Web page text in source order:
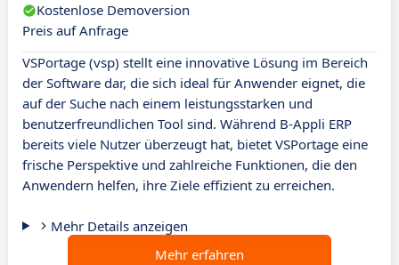
Kostenlose Demoversion
Preis auf Anfrage
VSPortage (vsp) stellt eine innovative Lösung im Bereich
der Software dar, die sich ideal für Anwender eignet, die
auf der Suche nach einem leistungsstarken und
benutzerfreundlichen Tool sind. Während B-Appli ERP
bereits viele Nutzer überzeugt hat, bietet VSPortage eine
frische Perspektive und zahlreiche Funktionen, die den
Anwendern helfen, ihre Ziele effizient zu erreichen.
Mehr Details anzeigen
Mehr erfahren